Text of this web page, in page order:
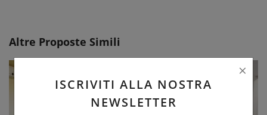
ISCRIVITI ALLA NOSTRA
NEWSLETTER
Altre Proposte Simili